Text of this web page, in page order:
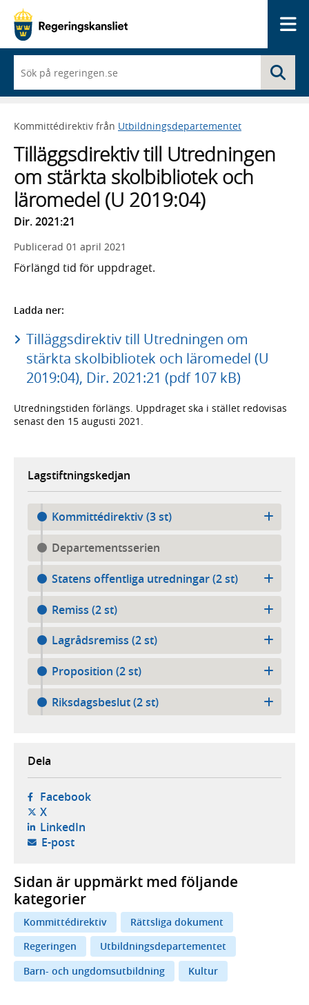
du
börjar
skriva
framträder
lista
med
sökförslag
Kommittédirektiv från Utbildningsdepartementet
Tilläggsdirektiv till Utredningen
om stärkta skolbibliotek och
läromedel (U 2019:04)
Dir. 2021:21
Publicerad 01 april 2021
Förlängd tid för uppdraget.
Ladda ner:
Tilläggsdirektiv till Utredningen om
stärkta skolbibliotek och läromedel (U
2019:04), Dir. 2021:21 (pdf 107 kB)
Utredningstiden förlängs. Uppdraget ska i stället redovisas
senast den 15 augusti 2021.
Lagstiftningskedjan
Kommittédirektiv (3 st)
Departementsserien
Statens offentliga utredningar (2 st)
Remiss (2 st)
Lagrådsremiss (2 st)
Proposition (2 st)
Riksdagsbeslut (2 st)
Dela
Facebook- öppnas i ny flik, extern webbplats,
X- öppnas i ny flik, extern webbplats,
LinkedIn- öppnas i ny flik, extern webbplats,
E-post- öppnar din e-postklient,
Sidan är uppmärkt med följande
kategorier
Kommittédirektiv
Rättsliga dokument
Regeringen
Utbildningsdepartementet
Barn- och ungdomsutbildning
Kultur